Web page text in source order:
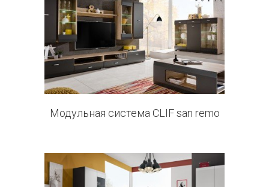
4 products
Модульная система CLIF san remo